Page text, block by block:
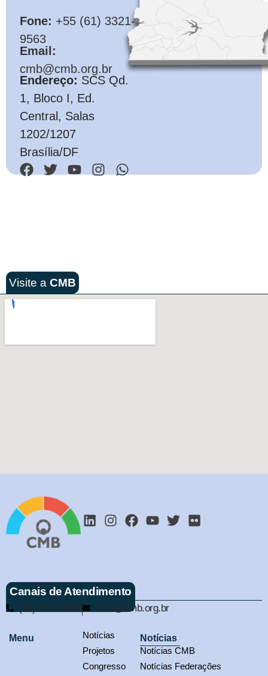
Fone: +55 (61) 3321-
9563
Email:
cmb@cmb.org.br
Endereço: SCS Qd.
1, Bloco I, Ed.
Central, Salas
1202/1207
Brasília/DF
Visite a CMB
Canais de Atendimento
(61) 3321-9563 cmb@cmb.org.br
Menu
Notícias
Projetos
Congresso
Notícias
Notícias CMB
Notícias Federações